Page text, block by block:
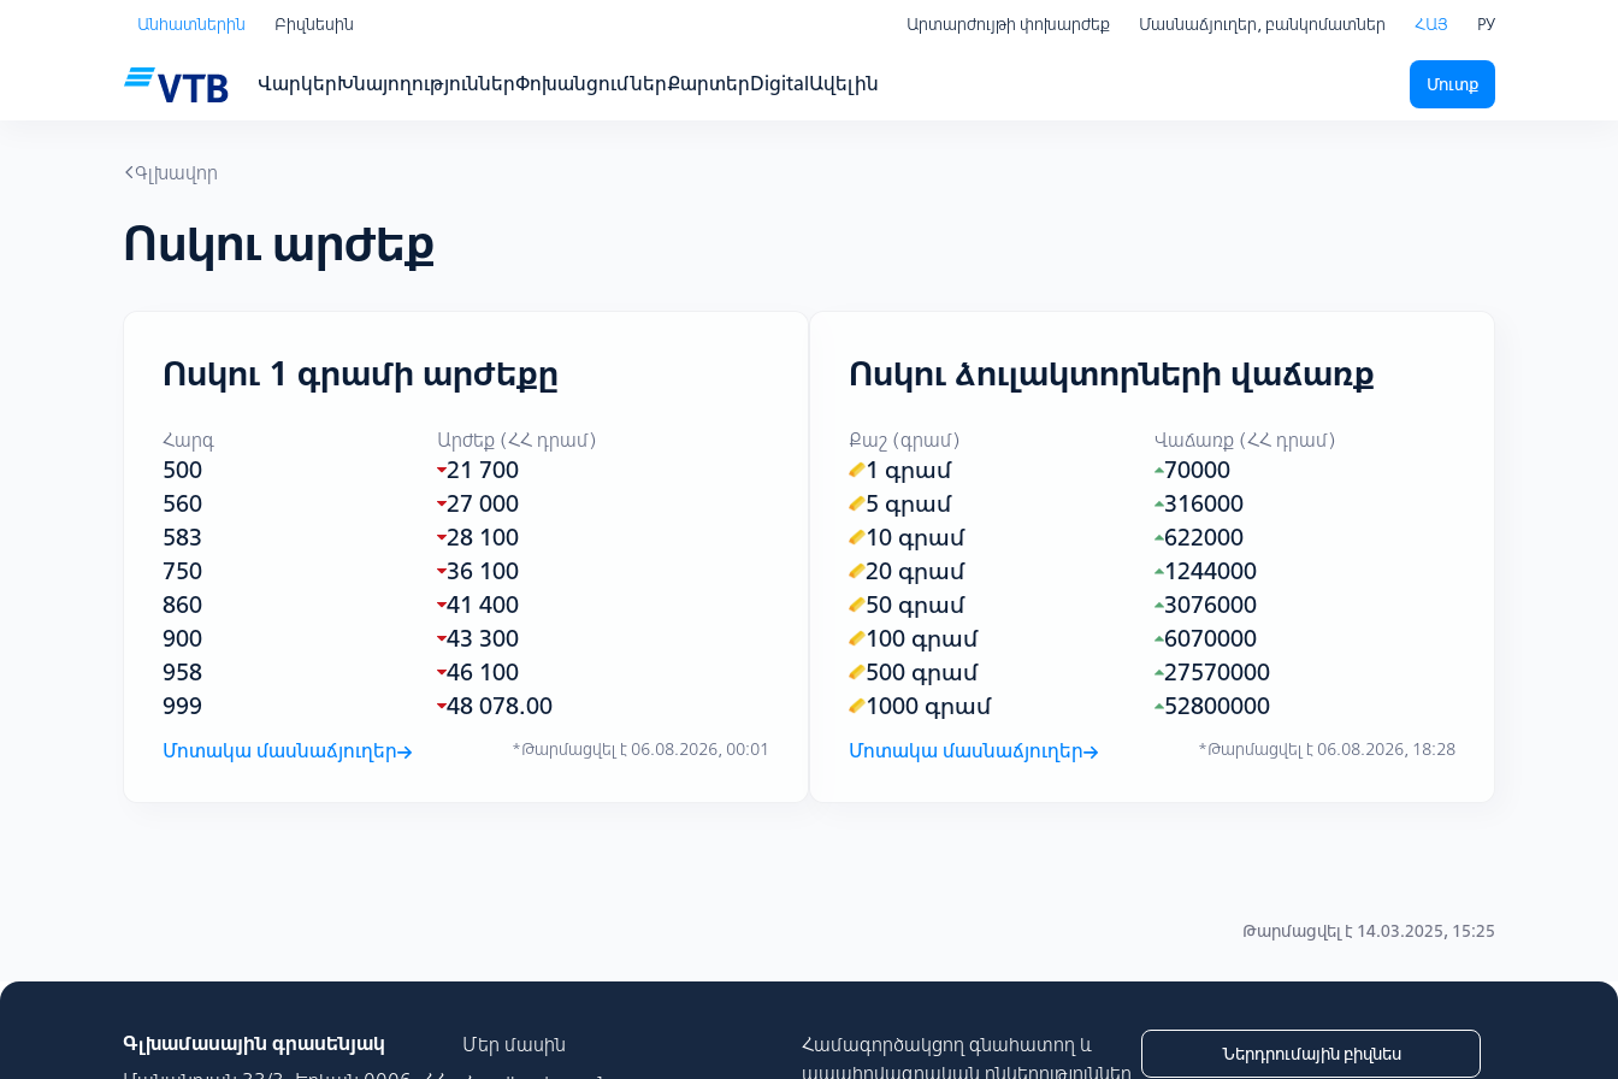
Անհատներին Բիզնեսին Արտարժույթի փոխարժեք Մասնաճյուղեր, բանկոմատներ ՀԱՅ РУ
ՎարկերԽնայողություններՓոխանցումներՔարտերDigitalԱվելին Մուտք
Գլխավոր
Ոսկու արժեք
Ոսկու 1 գրամի արժեքը
Հարգ Արժեք (ՀՀ դրամ)
500
21 700
560
27 000
583
28 100
750
36 100
860
41 400
900
43 300
958
46 100
999
48 078.00
Մոտակա մասնաճյուղեր *Թարմացվել է 06.08.2026, 00:01
Ոսկու ձուլակտորների վաճառք
Քաշ (գրամ) Վաճառք (ՀՀ դրամ)
1 գրամ
70000
5 գրամ
316000
10 գրամ
622000
20 գրամ
1244000
50 գրամ
3076000
100 գրամ
6070000
500 գրամ
27570000
1000 գրամ
52800000
Մոտակա մասնաճյուղեր *Թարմացվել է 06.08.2026, 18:28
Թարմացվել է 14.03.2025, 15:25
Գլխամասային գրասենյակ
Մեր մասին
Համագործակցող գնահատող և
ապահովագրական ընկերություններ
Ներդրումային բիզնես